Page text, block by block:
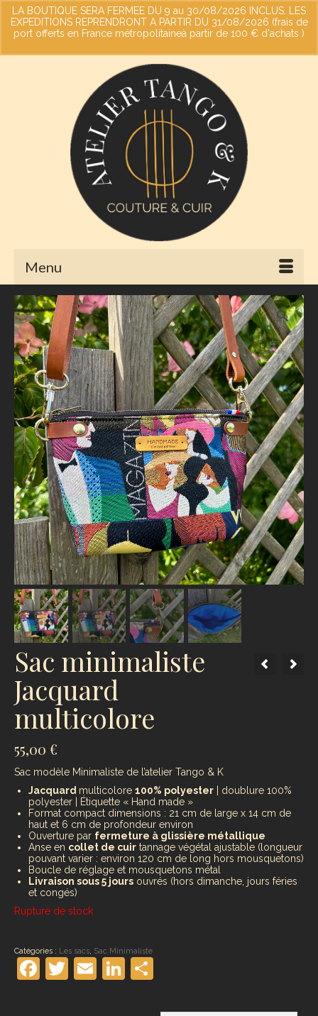
LA BOUTIQUE SERA FERMEE DU 9 au 30/08/2026 INCLUS. LES
EXPEDITIONS REPRENDRONT A PARTIR DU 31/08/2026 (frais de
port offerts en France métropolitaineà partir de 100 € d'achats )
Votre panier- 0,00€
Menu
Sac minimaliste
Jacquard
multicolore
55,00 €
Sac modèle Minimaliste de l’atelier Tango & K
Jacquard multicolore 100% polyester | doublure 100%
polyester | Étiquette « Hand made »
Format compact dimensions : 21 cm de large x 14 cm de
haut et 6 cm de profondeur environ
Ouverture par fermeture à glissière métallique
Anse en collet de cuir tannage végétal ajustable (longueur
pouvant varier : environ 120 cm de long hors mousquetons)
Boucle de réglage et mousquetons métal
Livraison sous 5 jours ouvrés (hors dimanche, jours féries
et congés)
Rupture de stock
Catégories : Les sacs Sac Minimaliste
Facebook
Twitter
EmailLinkedIn